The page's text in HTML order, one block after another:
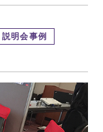
明会事例